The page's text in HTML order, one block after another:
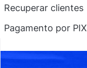
Recuperar clientes
Pagamento por PIX